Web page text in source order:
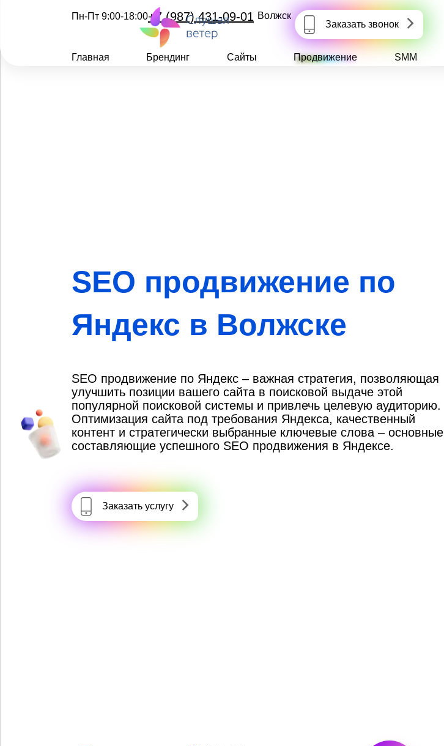
Пн-Пт 9:00-18:00+7 (987) 431-09-01 Волжск
Заказать звонок
Главная Брендинг Сайты Продвижение SMM
SEO продвижение по
Яндекс в Волжске
SEO продвижение по Яндекс – важная стратегия, позволяющая
улучшить позиции вашего сайта в поисковой выдаче этой
популярной поисковой системы и привлечь целевую аудиторию.
Оптимизация сайта под требования Яндекса, качественный
контент и стратегически выбранные ключевые слова – основные
составляющие успешного SEO продвижения в Яндексе.
Заказать услугу